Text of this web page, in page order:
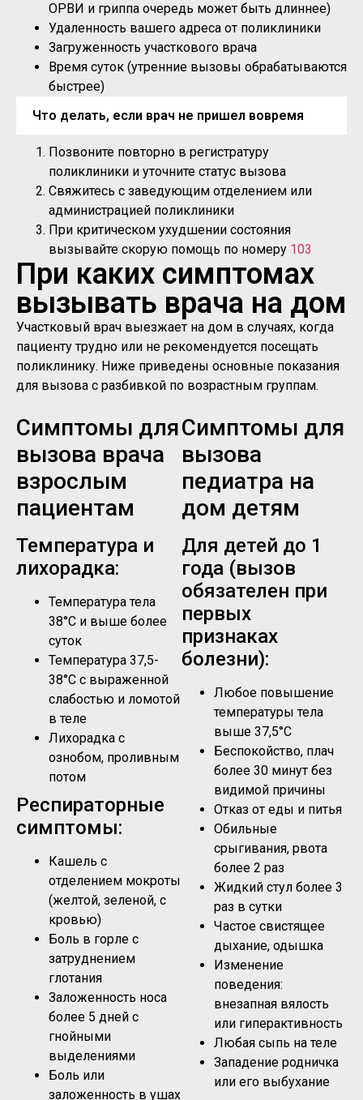
ОРВИ и гриппа очередь может быть длиннее)
Удаленность вашего адреса от поликлиники
Загруженность участкового врача
Время суток (утренние вызовы обрабатываются
быстрее)
Что делать, если врач не пришел вовремя
Позвоните повторно в регистратуру
поликлиники и уточните статус вызова
Свяжитесь с заведующим отделением или
администрацией поликлиники
При критическом ухудшении состояния
вызывайте скорую помощь по номеру 103
При каких симптомах
вызывать врача на дом
Участковый врач выезжает на дом в случаях, когда
пациенту трудно или не рекомендуется посещать
поликлинику. Ниже приведены основные показания
для вызова с разбивкой по возрастным группам.
Симптомы для
вызова врача
взрослым
пациентам
Температура и
лихорадка:
Температура тела
38°C и выше более
суток
Температура 37,5-
38°C с выраженной
слабостью и ломотой
в теле
Лихорадка с
ознобом, проливным
потом
Респираторные
симптомы:
Кашель с
отделением мокроты
(желтой, зеленой, с
кровью)
Боль в горле с
затруднением
глотания
Заложенность носа
более 5 дней с
гнойными
выделениями
Боль или
заложенность в ушах
Симптомы для
вызова
педиатра на
дом детям
Для детей до 1
года (вызов
обязателен при
первых
признаках
болезни):
Любое повышение
температуры тела
выше 37,5°C
Беспокойство, плач
более 30 минут без
видимой причины
Отказ от еды и питья
Обильные
срыгивания, рвота
более 2 раз
Жидкий стул более 3
раз в сутки
Частое свистящее
дыхание, одышка
Изменение
поведения:
внезапная вялость
или гиперактивность
Любая сыпь на теле
Западение родничка
или его выбухание